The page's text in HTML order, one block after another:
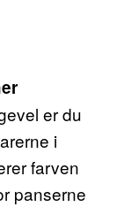
er du
i
farven
panserne